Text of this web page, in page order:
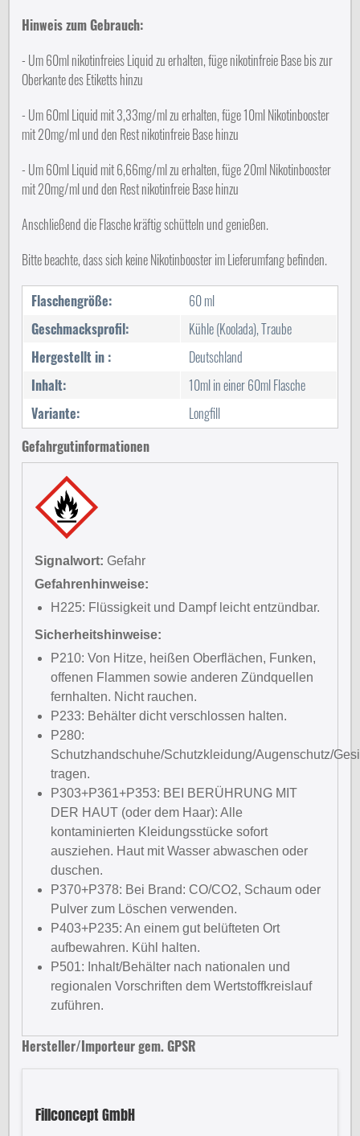
Hinweis zum Gebrauch:
- Um 60ml nikotinfreies Liquid zu erhalten, füge nikotinfreie Base bis zur
Oberkante des Etiketts hinzu
- Um 60ml Liquid mit 3,33mg/ml zu erhalten, füge 10ml Nikotinbooster
mit 20mg/ml und den Rest nikotinfreie Base hinzu
- Um 60ml Liquid mit 6,66mg/ml zu erhalten, füge 20ml Nikotinbooster
mit 20mg/ml und den Rest nikotinfreie Base hinzu
Anschließend die Flasche kräftig schütteln und genießen.
Bitte beachte, dass sich keine Nikotinbooster im Lieferumfang befinden.
Flaschengröße:
60 ml
Geschmacksprofil:
Kühle (Koolada), Traube
Hergestellt in :
Deutschland
Inhalt:
10ml in einer 60ml Flasche
Variante:
Longfill
Gefahrgutinformationen
Signalwort: Gefahr
Gefahrenhinweise:
H225: Flüssigkeit und Dampf leicht entzündbar.
Sicherheitshinweise:
P210: Von Hitze, heißen Oberflächen, Funken,
offenen Flammen sowie anderen Zündquellen
fernhalten. Nicht rauchen.
P233: Behälter dicht verschlossen halten.
P280:
Schutzhandschuhe/Schutzkleidung/Augenschutz/
tragen.
P303+P361+P353: BEI BERÜHRUNG MIT
DER HAUT (oder dem Haar): Alle
kontaminierten Kleidungsstücke sofort
ausziehen. Haut mit Wasser abwaschen oder
duschen.
P370+P378: Bei Brand: CO/CO2, Schaum oder
Pulver zum Löschen verwenden.
P403+P235: An einem gut belüfteten Ort
aufbewahren. Kühl halten.
P501: Inhalt/Behälter nach nationalen und
regionalen Vorschriften dem Wertstoffkreislauf
zuführen.
Hersteller/Importeur gem. GPSR
Fillconcept GmbH